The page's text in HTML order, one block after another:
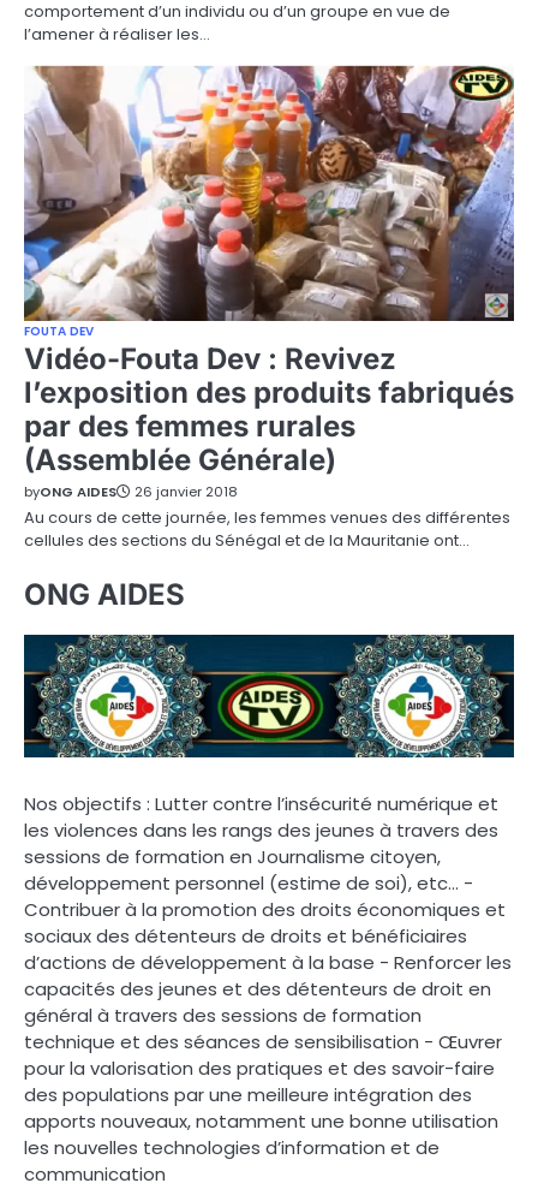
comportement d’un individu ou d’un groupe en vue de
l’amener à réaliser les…
FOUTA DEV
Vidéo-Fouta Dev : Revivez
l’exposition des produits fabriqués
par des femmes rurales
(Assemblée Générale)
byONG AIDES 26 janvier 2018
Au cours de cette journée, les femmes venues des différentes
cellules des sections du Sénégal et de la Mauritanie ont…
ONG AIDES
Nos objectifs : Lutter contre l’insécurité numérique et
les violences dans les rangs des jeunes à travers des
sessions de formation en Journalisme citoyen,
développement personnel (estime de soi), etc… -
Contribuer à la promotion des droits économiques et
sociaux des détenteurs de droits et bénéficiaires
d’actions de développement à la base - Renforcer les
capacités des jeunes et des détenteurs de droit en
général à travers des sessions de formation
technique et des séances de sensibilisation - Œuvrer
pour la valorisation des pratiques et des savoir-faire
des populations par une meilleure intégration des
apports nouveaux, notamment une bonne utilisation
les nouvelles technologies d’information et de
communication